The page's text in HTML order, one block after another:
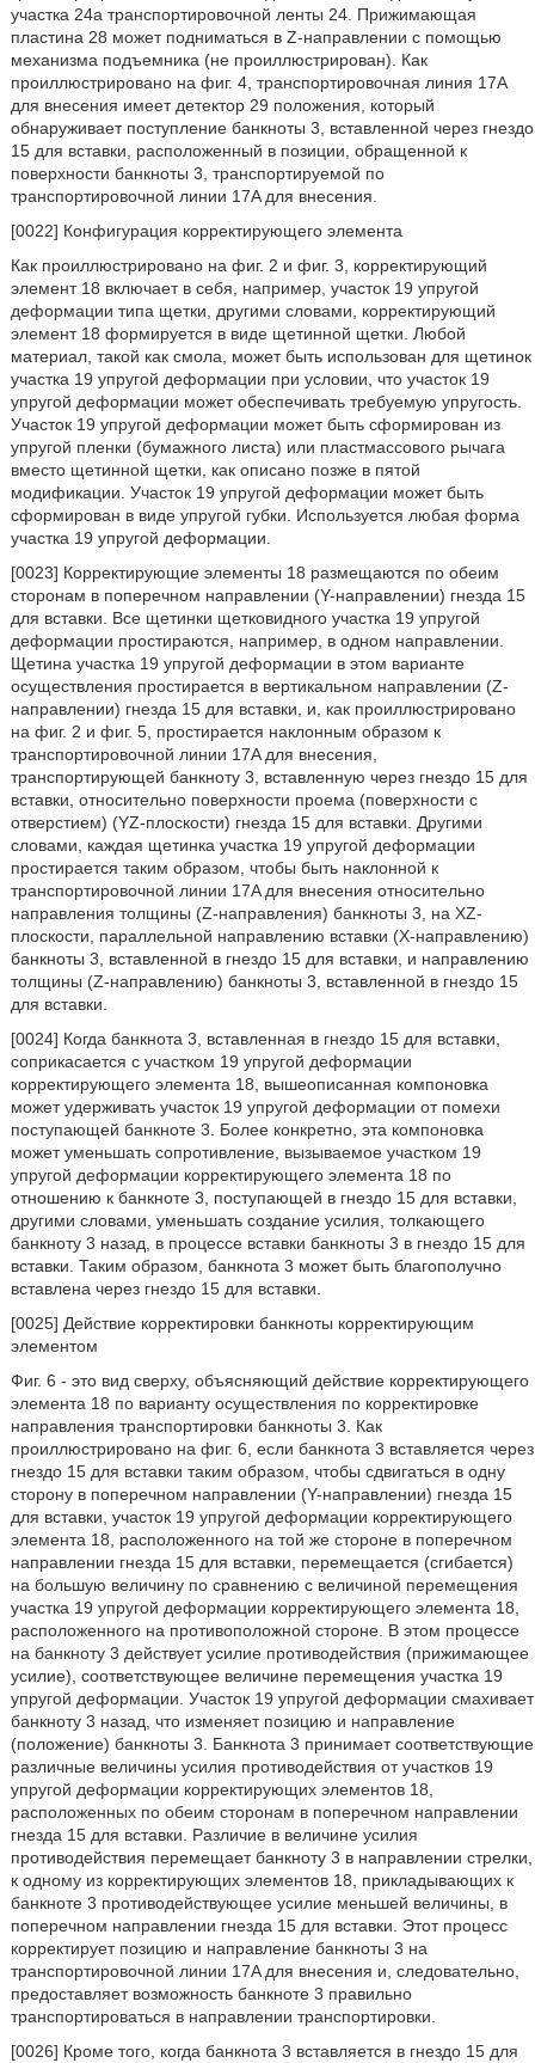
участка 24a транспортировочной ленты 24. Прижимающая
пластина 28 может подниматься в Z-направлении с помощью
механизма подъемника (не проиллюстрирован). Как
проиллюстрировано на фиг. 4, транспортировочная линия 17A
для внесения имеет детектор 29 положения, который
обнаруживает поступление банкноты 3, вставленной через гнездо
15 для вставки, расположенный в позиции, обращенной к
поверхности банкноты 3, транспортируемой по
транспортировочной линии 17A для внесения.
[0022] Конфигурация корректирующего элемента
Как проиллюстрировано на фиг. 2 и фиг. 3, корректирующий
элемент 18 включает в себя, например, участок 19 упругой
деформации типа щетки, другими словами, корректирующий
элемент 18 формируется в виде щетинной щетки. Любой
материал, такой как смола, может быть использован для щетинок
участка 19 упругой деформации при условии, что участок 19
упругой деформации может обеспечивать требуемую упругость.
Участок 19 упругой деформации может быть сформирован из
упругой пленки (бумажного листа) или пластмассового рычага
вместо щетинной щетки, как описано позже в пятой
модификации. Участок 19 упругой деформации может быть
сформирован в виде упругой губки. Используется любая форма
участка 19 упругой деформации.
[0023] Корректирующие элементы 18 размещаются по обеим
сторонам в поперечном направлении (Y-направлении) гнезда 15
для вставки. Все щетинки щетковидного участка 19 упругой
деформации простираются, например, в одном направлении.
Щетина участка 19 упругой деформации в этом варианте
осуществления простирается в вертикальном направлении (Z-
направлении) гнезда 15 для вставки, и, как проиллюстрировано
на фиг. 2 и фиг. 5, простирается наклонным образом к
транспортировочной линии 17A для внесения,
транспортирующей банкноту 3, вставленную через гнездо 15 для
вставки, относительно поверхности проема (поверхности с
отверстием) (YZ-плоскости) гнезда 15 для вставки. Другими
словами, каждая щетинка участка 19 упругой деформации
простирается таким образом, чтобы быть наклонной к
транспортировочной линии 17A для внесения относительно
направления толщины (Z-направления) банкноты 3, на XZ-
плоскости, параллельной направлению вставки (X-направлению)
банкноты 3, вставленной в гнездо 15 для вставки, и направлению
толщины (Z-направлению) банкноты 3, вставленной в гнездо 15
для вставки.
[0024] Когда банкнота 3, вставленная в гнездо 15 для вставки,
соприкасается с участком 19 упругой деформации
корректирующего элемента 18, вышеописанная компоновка
может удерживать участок 19 упругой деформации от помехи
поступающей банкноте 3. Более конкретно, эта компоновка
может уменьшать сопротивление, вызываемое участком 19
упругой деформации корректирующего элемента 18 по
отношению к банкноте 3, поступающей в гнездо 15 для вставки,
другими словами, уменьшать создание усилия, толкающего
банкноту 3 назад, в процессе вставки банкноты 3 в гнездо 15 для
вставки. Таким образом, банкнота 3 может быть благополучно
вставлена через гнездо 15 для вставки.
[0025] Действие корректировки банкноты корректирующим
элементом
Фиг. 6 - это вид сверху, объясняющий действие корректирующего
элемента 18 по варианту осуществления по корректировке
направления транспортировки банкноты 3. Как
проиллюстрировано на фиг. 6, если банкнота 3 вставляется через
гнездо 15 для вставки таким образом, чтобы сдвигаться в одну
сторону в поперечном направлении (Y-направлении) гнезда 15
для вставки, участок 19 упругой деформации корректирующего
элемента 18, расположенного на той же стороне в поперечном
направлении гнезда 15 для вставки, перемещается (сгибается)
на большую величину по сравнению с величиной перемещения
участка 19 упругой деформации корректирующего элемента 18,
расположенного на противоположной стороне. В этом процессе
на банкноту 3 действует усилие противодействия (прижимающее
усилие), соответствующее величине перемещения участка 19
упругой деформации. Участок 19 упругой деформации смахивает
банкноту 3 назад, что изменяет позицию и направление
(положение) банкноты 3. Банкнота 3 принимает соответствующие
различные величины усилия противодействия от участков 19
упругой деформации корректирующих элементов 18,
расположенных по обеим сторонам в поперечном направлении
гнезда 15 для вставки. Различие в величине усилия
противодействия перемещает банкноту 3 в направлении стрелки,
к одному из корректирующих элементов 18, прикладывающих к
банкноте 3 противодействующее усилие меньшей величины, в
поперечном направлении гнезда 15 для вставки. Этот процесс
корректирует позицию и направление банкноты 3 на
транспортировочной линии 17A для внесения и, следовательно,
предоставляет возможность банкноте 3 правильно
транспортироваться в направлении транспортировки.
[0026] Кроме того, когда банкнота 3 вставляется в гнездо 15 для